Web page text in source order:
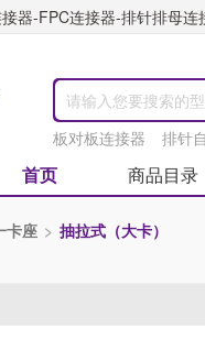
器-FPC连接器-排针排母
板对板连接器 排针
首页 商品目录
卡座 > 抽拉式（大卡）